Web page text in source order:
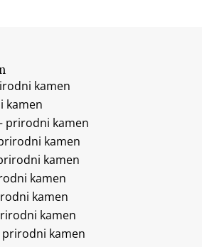
kamen
kamen
prirodni kamen
kamen
kamen
kamen
kamen
kamen
prirodni kamen